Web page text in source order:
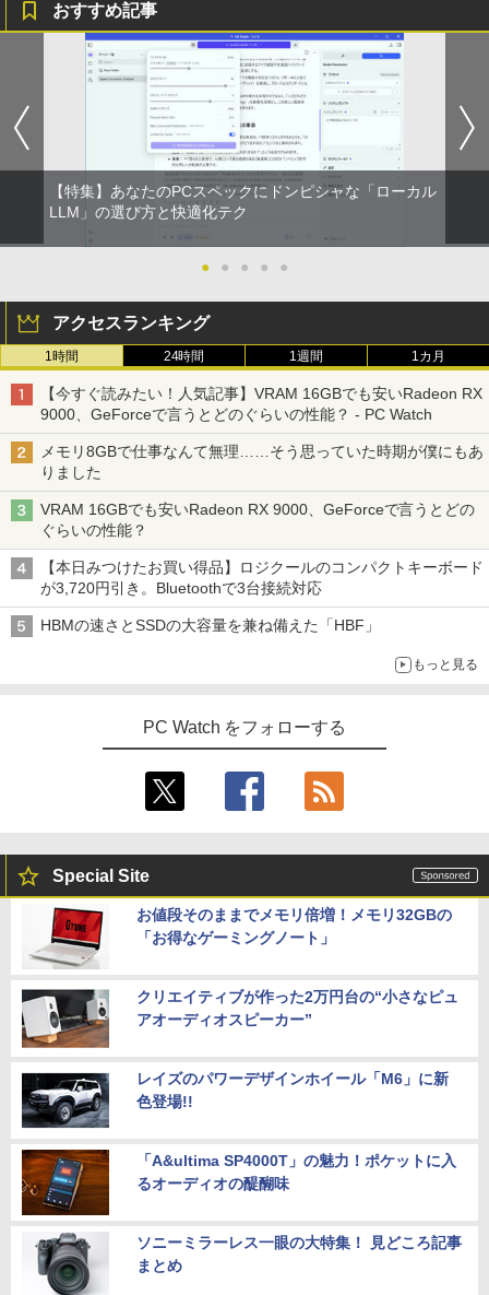
「3500U/4300Uより速い」 NiPoGi ミニ
pc Ryzen Embedded R2544初登場 8G
B+256GB 4TB拡張可 mini pc Windows
11 Pro 動作より高速 4K×3画面出力 ミニ
パソコン HDMI2.0+DP1.4 静音性 小型pc
豊富な端子Type-C USB3.2 有線LAN WI
FI5/BT4.2 省電力 オフィス/学習向け P2
￥33,800
3070 Micro 第9世代 Core i5 Windows1
1 Pro メモリ 8GB/16GB SSD 256GB/51
2GB USB無線LANアダプター付属 HDMI
DisplayPort WPS Office付き デスクト
コンパクト デスクトップPC
￥35,000
超得2,500円OFF&P2倍｜Windows11正
第8世代｜HP 中古デスクトップパソコン
Windows11 office付き｜メモリ8GB SS
D256GB HDD500GB｜ デスクトップ Mi
crosoft office 第8世代以降｜セット購入
可能｜デスクトップ 中古｜中古PC
デスクトップパソコン Windows11 Offic
Core i5-6500 i5 i7-14700F｜ SSD 256G
B～2TB｜メモリ 8～64GB DDR4/5｜ デ
5
eスポーツ入門 Geforce GT1030搭載！
Win11 Office 24型液晶 ゲーミングキー
ボード・マウス[8世代 Corei5 8GB SSD2
￥65,980
【中古良品】【安心保証】Princeton 21.
5型ワイドカラー液晶ディスプレイ PTF
WDE-22W / PTFBDE-22W ブラック/ ホ
ワイト色 スピーカー搭載 プリンストン
￥4,050
ター 14インチ フルHD IPSパネル 非光沢
タッチ式/非タッチ式選択可能 Type-C対
サブディスプレイ デュアルモニター テレ
ワーク ミニPC対応 EVICIV
￥11,999
3
【期間限定5%OFFクーポン 8/12 10時ま
で】 モニター 27インチ 100Hz FHD VA
ノングレアタイプ 壁掛け対応 省スペース
角度調整 高視野角 178° Adaptive-Sync
￥13,980
モニター 21.5インチ/23.8インチ/27イン
チ フルhd 高画質 100Hz VA ノングレア
ハイビジョン 21インチ 液晶モニター ア
イリスオーヤマ DT-JF *
￥11,980
【2026年最新改良版・高級金属製】【タ
ッチ選択】モバイルモニター 15.6インチ
タッチパネル ワイヤレス接続 電池内蔵
自立スタンド モバイルモニター スタンド
ゲーミングモニター 1080PフルHD 高画
￥14,580
ちいかわ なんか小さくてかわいいやつ
（7）なんか飛び出ていろいろ貼れるフォ
トアルバム付き特装版 （講談社キャラク
ターズA） [ ナガノ ]
￥3,630
イティブ英語書き写し [ ブレット・リン
ゼイ ]
￥1,980
3
楽譜 【取寄品】UN275 輸入 フラッシン
グ・ウィンズ【メール便不可商品】【沖
縄・離島以外送料無料】
￥30,030
ー＞ [雑誌]
￥1,689
￥2,750
おすすめ記事
【特集】あなたのPCスペックにドンピシャな「ローカル
LLM」の選び方と快適化テク
● ● ● ● ●
アクセスランキング
1時間 24時間 1週間 1カ月
【今すぐ読みたい！人気記事】VRAM 16GBでも安いRadeon RX
9000、GeForceで言うとどのぐらいの性能？ - PC Watch
メモリ8GBで仕事なんて無理……そう思っていた時期が僕にもあ
りました
VRAM 16GBでも安いRadeon RX 9000、GeForceで言うとどの
ぐらいの性能？
【本日みつけたお買い得品】ロジクールのコンパクトキーボード
が3,720円引き。Bluetoothで3台接続対応
HBMの速さとSSDの大容量を兼ね備えた「HBF」
もっと見る
PC Watch をフォローする
Special Site
お値段そのままでメモリ倍増！メモリ32GBの
「お得なゲーミングノート」
クリエイティブが作った2万円台の“小さなピュ
アオーディオスピーカー”
レイズのパワーデザインホイール「M6」に新
色登場!!
「A&ultima SP4000T」の魅力！ポケットに入
るオーディオの醍醐味
ソニーミラーレス一眼の大特集！ 見どころ記事
まとめ